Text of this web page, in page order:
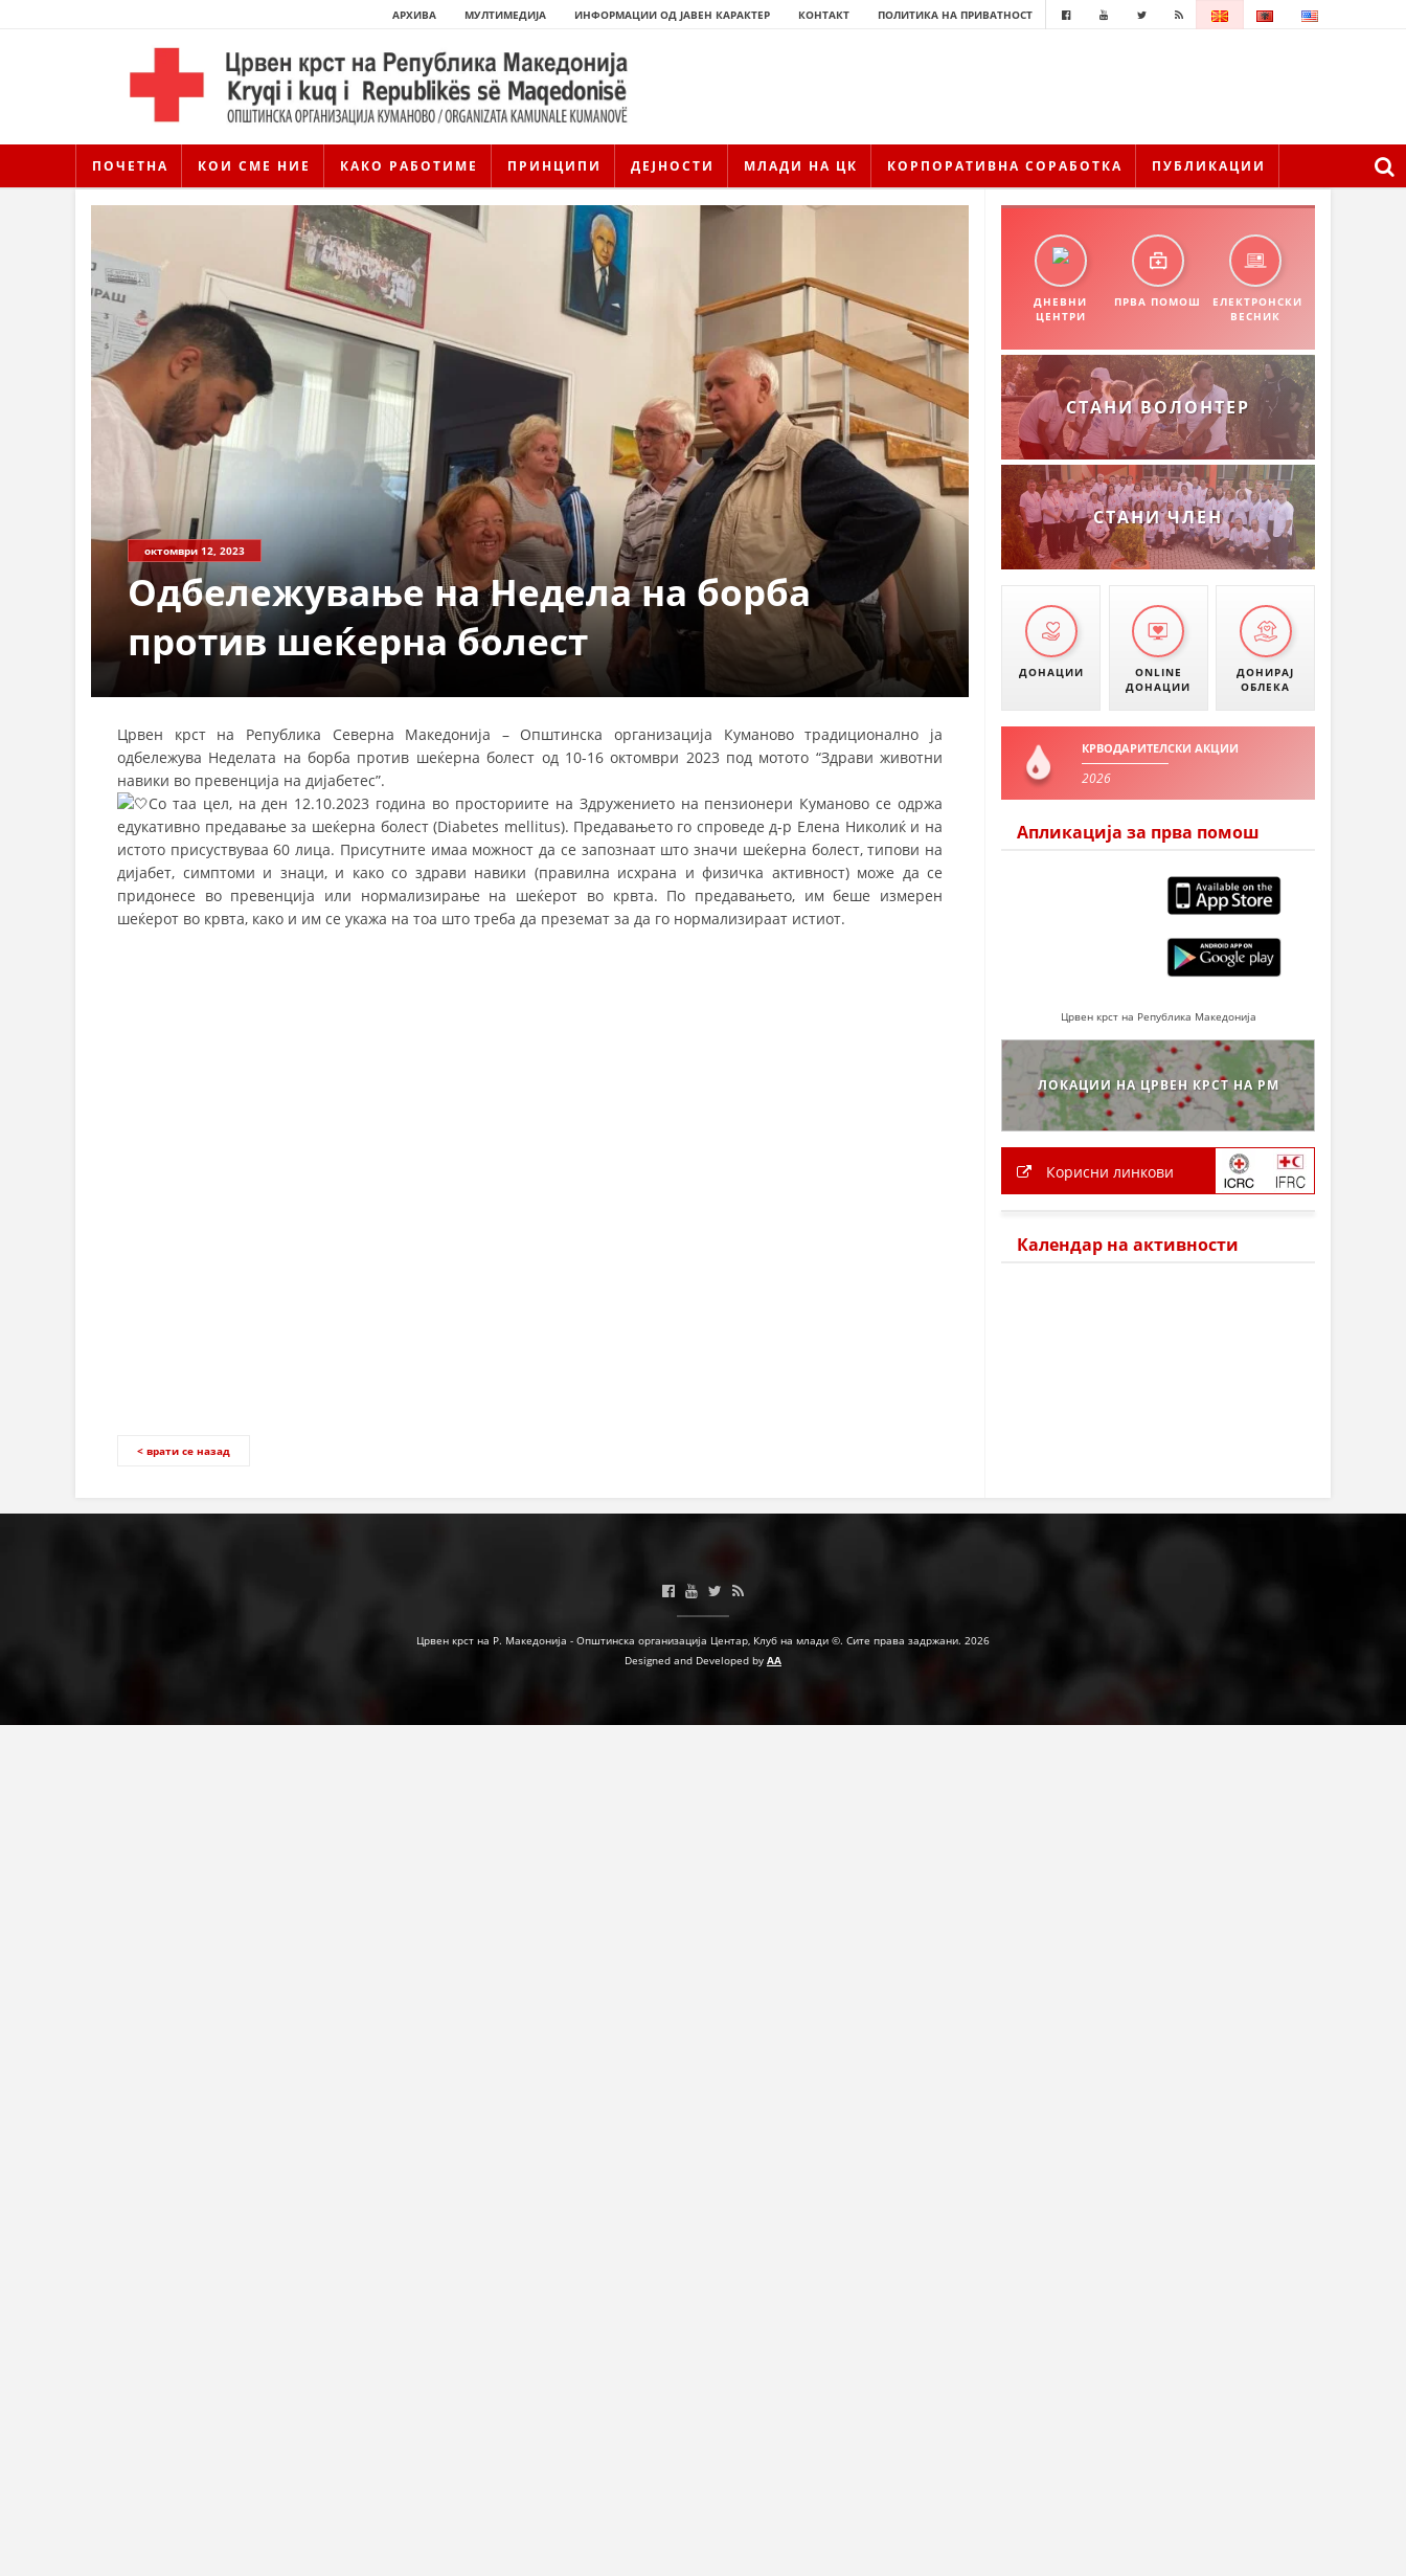
АРХИВА МУЛТИМЕДИЈА ИНФОРМАЦИИ ОД ЈАВЕН КАРАКТЕР КОНТАКТ ПОЛИТИКА НА ПРИВАТНОСТ
ПОЧЕТНА КОИ СМЕ НИЕ КАКО РАБОТИМЕ ПРИНЦИПИ ДЕЈНОСТИ МЛАДИ НА ЦК КОРПОРАТИВНА СОРАБОТКА ПУБЛИКАЦИИ
ИСТОРИЈАТ НА ЦКРМ
ИСТОРИЈАТ НА ДВИЖЕЊЕТО
СТРУКТУРА И ОРГАНИЗАЦИОНА ПОСТАВЕНОСТ – ОПШТИНСКА ОРГАНИЗАЦИЈА КУМАНОВО
КОНТАКТ ИНФОРМАЦИИ
ЗАКОН ЗА ЦКРМ
ОРГАНИЗАЦИЈА И РАЗВОЈ
РАКОВОДЕН ОДБОР
СОБРАНИЕ
СТРУКТУРА И ОРГАНИЗАЦИОНА ПОСТАВЕНОСТ
ДИСЕМИНАЦИЈА
ИНФОРМАЦИИ ЗА БОЛЕСТИ
УСЛУГИ
ЗА НАС
октомври 12, 2023
Одбележување на Недела на борба
против шеќерна болест
Црвен крст на Република Северна Македонија – Општинска организација Куманово традиционално ја
одбележува Неделата на борба против шеќерна болест од 10-16 октомври 2023 под мотото “Здрави животни
навики во превенција на дијабетес”.
Со таа цел, на ден 12.10.2023 година во просториите на Здружението на пензионери Куманово се одржа
едукативно предавање за шеќерна болест (Diabetes mellitus). Предавањето го спроведе д-р Елена Николиќ и на
истото присуствуваа 60 лица. Присутните имаа можност да се запознаат што значи шеќерна болест, типови на
дијабет, симптоми и знаци, и како со здрави навики (правилна исхрана и физичка активност) може да се
придонесе во превенција или нормализирање на шеќерот во крвта. По предавањето, им беше измерен
шеќерот во крвта, како и им се укажа на тоа што треба да преземат за да го нормализираат истиот.
< врати се назад
ДНЕВНИ
ЦЕНТРИ
ПРВА ПОМОШ
ЕЛЕКТРОНСКИ
ВЕСНИК
СТАНИ ВОЛОНТЕР
СТАНИ ЧЛЕН
ДОНАЦИИ
ONLINE
ДОНАЦИИ
ДОНИРАЈ
ОБЛЕКА
КРВОДАРИТЕЛСКИ АКЦИИ
2026
Апликација за прва помош
Црвен крст на Република Македонија
ЛОКАЦИИ НА ЦРВЕН КРСТ НА РМ
Корисни линкови
Календар на активности
Црвен крст на Р. Македонија - Општинска организација Центар, Клуб на млади ©. Сите права задржани. 2026
Designed and Developed by AA